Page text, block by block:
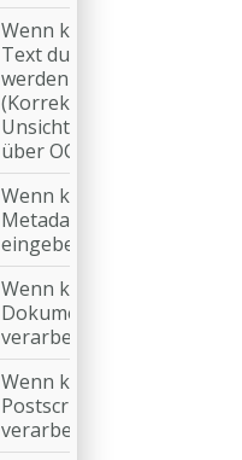
Wenn keine OCR am
Text durchgeführt
werden muss
(Korrektur:
Unsichtbaren Text
über OCR erstellen)
Wenn kein PDF/A-
Metadateneintrag
eingebettet wird
Wenn keine Office-
Dokumente
verarbeitet werden
Wenn keine
Postscript-Dateien
verarbeitet werden